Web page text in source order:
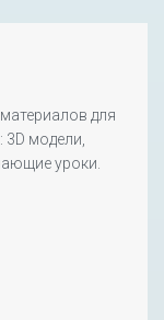
для
3D модели,
уроки.